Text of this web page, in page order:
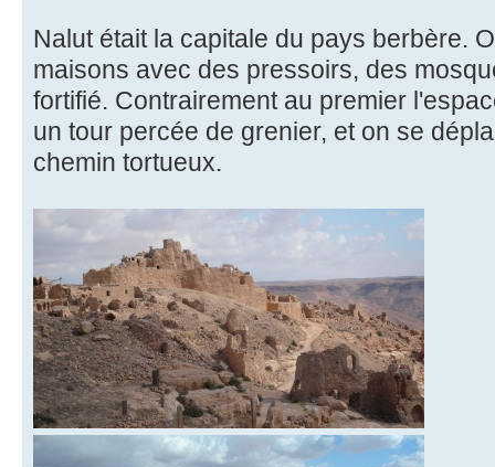
Nalut était la capitale du pays berbère.
maisons avec des pressoirs, des
fortifié. Contrairement au premier
un tour percée de grenier, et on se
chemin tortueux.